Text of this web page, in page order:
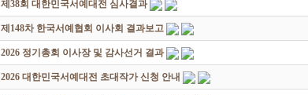
제38회 대한민국서예대전 심사결과
제148차 한국서예협회 이사회 결과보고
2026 정기총회 이사장 및 감사선거 결과
2026 대한민국서예대전 초대작가 신청 안내